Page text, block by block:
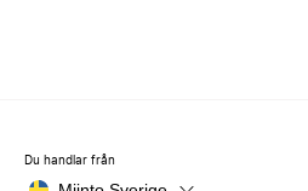
Du handlar från